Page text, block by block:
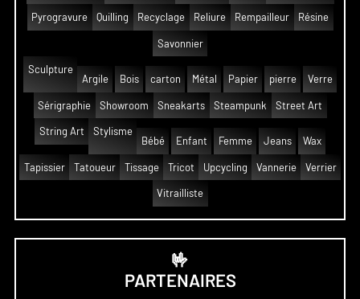
Pyrogravure Quilling Recyclage Reliure Rempailleur Résine
Savonnier
Sculpture
Argile
Bois carton Métal Papier pierre Verre
Sérigraphie Showroom Sneakarts Steampunk Street Art
String Art
Stylisme
Bébé
Enfant Femme Jeans Wax
Tapissier Tatoueur Tissage Tricot Upcycling Vannerie Verrier
Vitrailliste
🤟
PARTENAIRES